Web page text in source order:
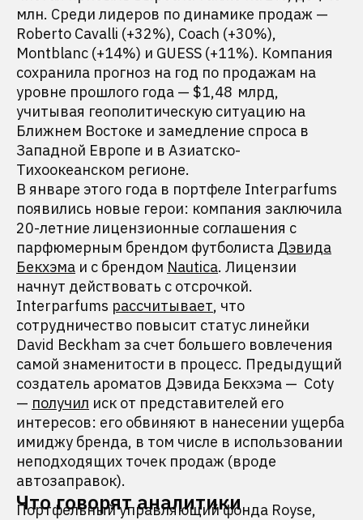
млн. Среди лидеров по динамике продаж —
Roberto Cavalli (+32%), Coach (+30%),
Montblanc (+14%) и GUESS (+11%). Компания
сохранила прогноз на год по продажам на
уровне прошлого года — $1,48 млрд,
учитывая геополитическую ситуацию на
Ближнем Востоке и замедление спроса в
Западной Европе и в Азиатско-
Тихоокеанском регионе.
В январе этого года в портфеле Interparfums
появились новые герои: компания заключила
20-летние лицензионные соглашения с
парфюмерным брендом футболиста Дэвида
Бекхэма и с брендом Nautica. Лицензии
начнут действовать с отсрочкой.
Interparfums рассчитывает, что
сотрудничество повысит статус линейки
David Beckham за счет большего вовлечения
самой знаменитости в процесс. Предыдущий
создатель ароматов Дэвида Бекхэма — Coty
— получил иск от представителей его
интересов: его обвиняют в нанесении ущерба
имиджу бренда, в том числе в использовании
неподходящих точек продаж (вроде
автозаправок).
Что говорят аналитики
Портфельный управляющий фонда Royse,